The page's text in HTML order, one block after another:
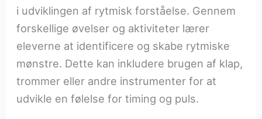
i udviklingen af rytmisk forståelse. Gennem
forskellige øvelser og aktiviteter lærer
eleverne at identificere og skabe rytmiske
mønstre. Dette kan inkludere brugen af klap,
trommer eller andre instrumenter for at
udvikle en følelse for timing og puls.